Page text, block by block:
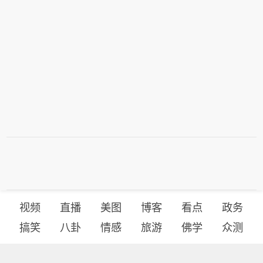
视频 直播 美图 博客 看点
政务
搞笑
八卦 情感 旅游 佛学 众测